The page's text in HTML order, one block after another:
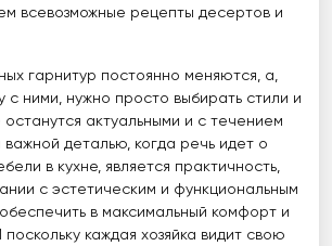
всевозможные рецепты десертов и
гарнитур постоянно меняются, а,
с ними, нужно просто выбирать стили и
актуальными и с течением
деталью, когда речь идет о
в кухне, является практичность,
с эстетическим и функциональным
в максимальный комфорт и
каждая хозяйка видит свою